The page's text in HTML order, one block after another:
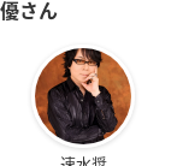
さん